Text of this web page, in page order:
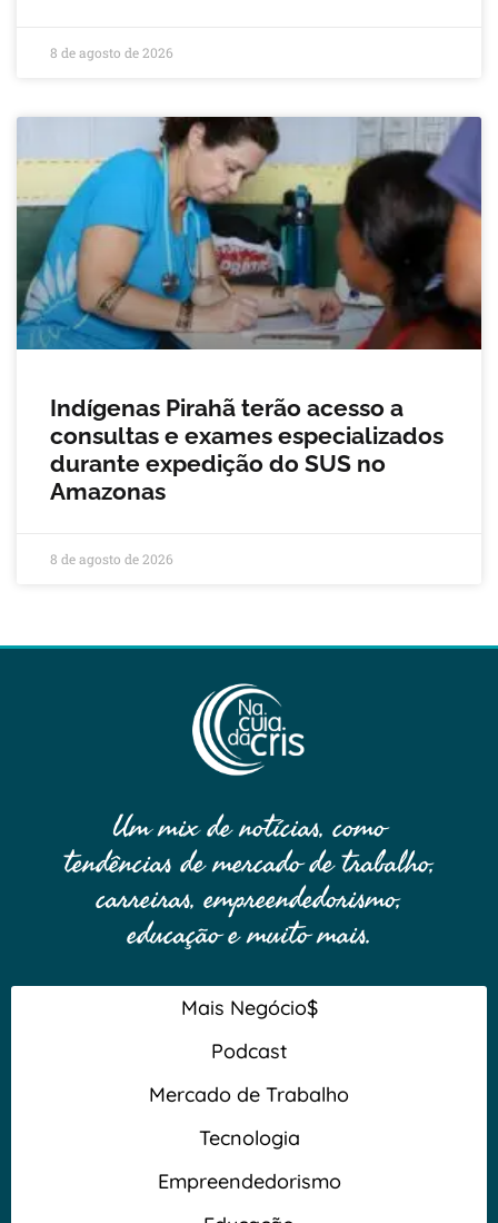
8 de agosto de 2026
Indígenas Pirahã terão acesso a
consultas e exames especializados
durante expedição do SUS no
Amazonas
8 de agosto de 2026
Um mix de notícias, como
tendências de mercado de trabalho,
carreiras, empreendedorismo,
educação e muito mais.
Mais Negócio$
Podcast
Mercado de Trabalho
Tecnologia
Empreendedorismo